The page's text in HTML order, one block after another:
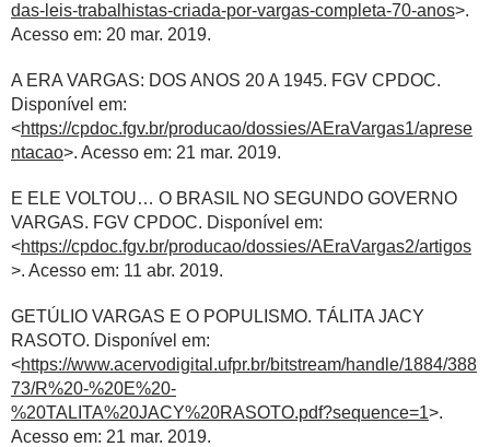
das-leis-trabalhistas-criada-por-vargas-completa-70-anos>.
Acesso em: 20 mar. 2019.
A ERA VARGAS: DOS ANOS 20 A 1945. FGV CPDOC.
Disponível em:
<https://cpdoc.fgv.br/producao/dossies/AEraVargas1/aprese
ntacao>. Acesso em: 21 mar. 2019.
E ELE VOLTOU… O BRASIL NO SEGUNDO GOVERNO
VARGAS. FGV CPDOC. Disponível em:
<https://cpdoc.fgv.br/producao/dossies/AEraVargas2/artigos
>. Acesso em: 11 abr. 2019.
GETÚLIO VARGAS E O POPULISMO. TÁLITA JACY
RASOTO. Disponível em:
<https://www.acervodigital.ufpr.br/bitstream/handle/1884/388
73/R%20-%20E%20-
%20TALITA%20JACY%20RASOTO.pdf?sequence=1>.
Acesso em: 21 mar. 2019.